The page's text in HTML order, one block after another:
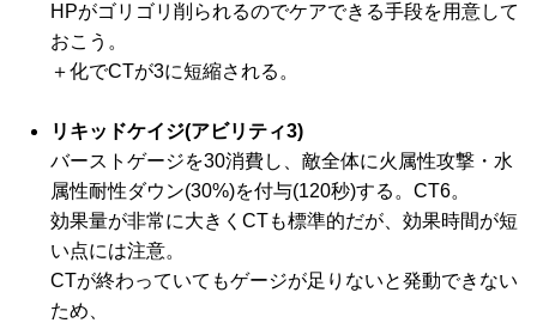
HPがゴリゴリ削られるのでケアできる手段を用意して
おこう。
＋化でCTが3に短縮される。
リキッドケイジ(アビリティ3)
バーストゲージを30消費し、敵全体に火属性攻撃・水
属性耐性ダウン(30%)を付与(120秒)する。CT6。
効果量が非常に大きくCTも標準的だが、効果時間が短
い点には注意。
CTが終わっていてもゲージが足りないと発動できない
ため、